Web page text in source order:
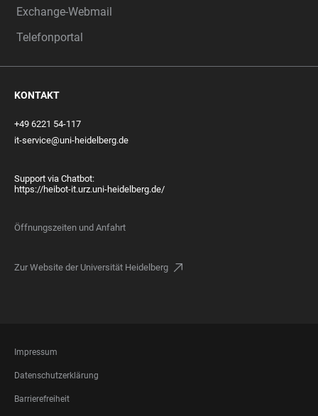
Exchange-Webmail
Telefonportal
KONTAKT
+49 6221 54-117
it-service@uni-heidelberg.de
Support via Chatbot:
https://heibot-it.urz.uni-heidelberg.de/
Öffnungszeiten und Anfahrt
Zur Website der Universität Heidelberg
FOOTER
LEGAL
Impressum
Datenschutzerklärung
Barrierefreiheit